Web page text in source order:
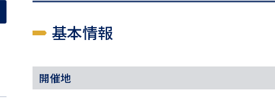
基本情報
開催地